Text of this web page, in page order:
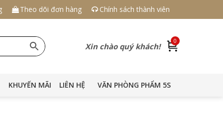
Theo dõi đơn hàng Chính sách thành viên
Xin chào quý khách!
0
KHUYẾN MÃI LIÊN HỆ VĂN PHÒNG PHẨM 5S